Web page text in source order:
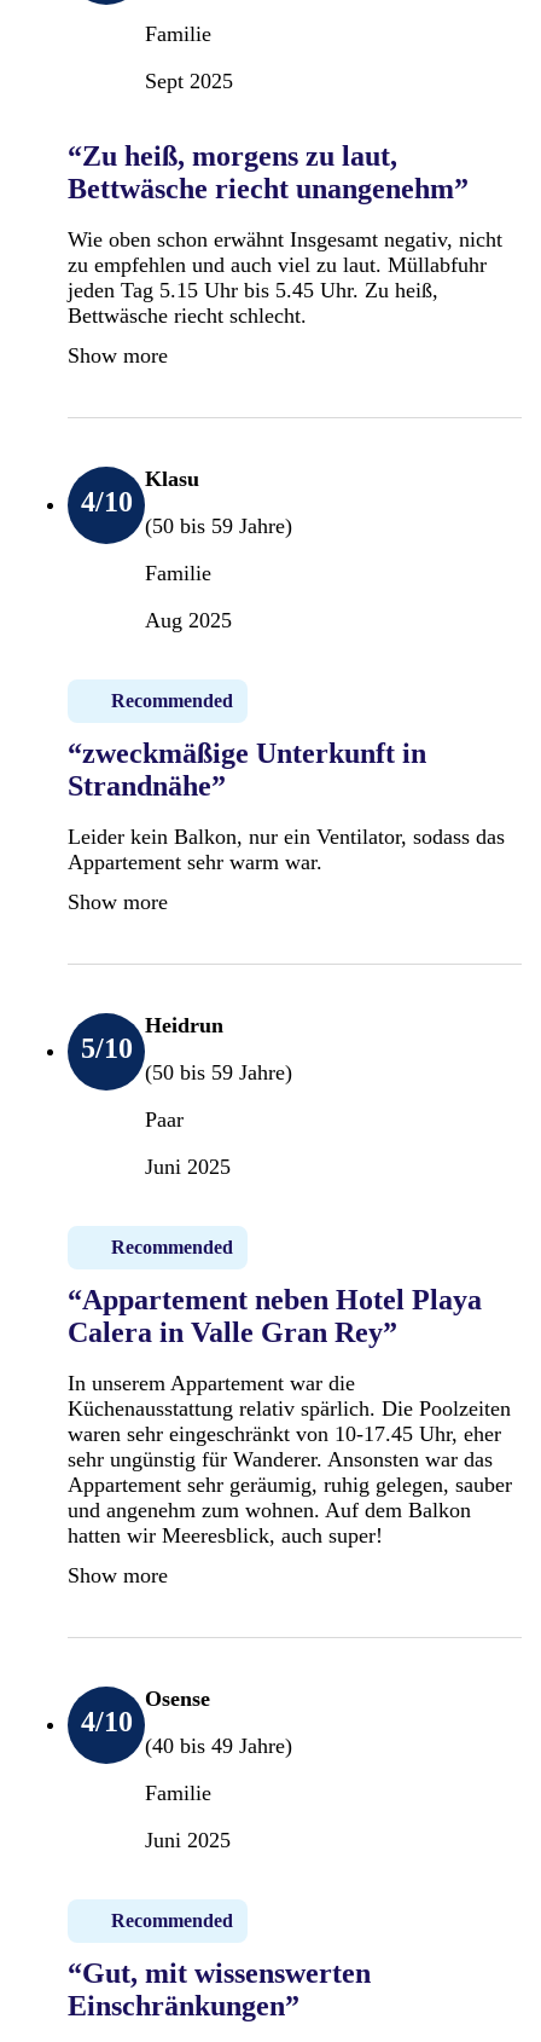
Familie
Sept 2025
“Zu heiß, morgens zu laut,
Bettwäsche riecht unangenehm”
Wie oben schon erwähnt Insgesamt negativ, nicht
zu empfehlen und auch viel zu laut. Müllabfuhr
jeden Tag 5.15 Uhr bis 5.45 Uhr. Zu heiß,
Bettwäsche riecht schlecht.
Show more
4/10
Klasu
(50 bis 59 Jahre)
Familie
Aug 2025
Recommended
“zweckmäßige Unterkunft in
Strandnähe”
Leider kein Balkon, nur ein Ventilator, sodass das
Appartement sehr warm war.
Show more
5/10
Heidrun
(50 bis 59 Jahre)
Paar
Juni 2025
Recommended
“Appartement neben Hotel Playa
Calera in Valle Gran Rey”
In unserem Appartement war die
Küchenausstattung relativ spärlich. Die Poolzeiten
waren sehr eingeschränkt von 10-17.45 Uhr, eher
sehr ungünstig für Wanderer. Ansonsten war das
Appartement sehr geräumig, ruhig gelegen, sauber
und angenehm zum wohnen. Auf dem Balkon
hatten wir Meeresblick, auch super!
Show more
4/10
Osense
(40 bis 49 Jahre)
Familie
Juni 2025
Recommended
“Gut, mit wissenswerten
Einschränkungen”